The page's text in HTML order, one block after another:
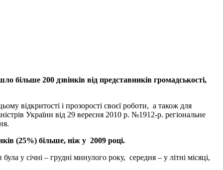
більше 200 дзвінків від представників громадськості,
відкритості і прозорості своєї роботи, а також для
України від 29 вересня 2010 р. №1912-р. регіональне
(25%) більше, ніж у 2009 році.
у січні – грудні минулого року, середня – у літні місяці,